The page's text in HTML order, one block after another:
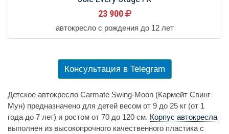
23 900
автокресло с рождения до 12 лет
Консультация в Telegram
Детское автокресло Carmate Swing-Moon (Кармейт Свинг
Мун) предназначено для детей весом от 9 до 25 кг (от 1
года до 7 лет) и ростом от 70 до 120 см. Корпус автокресла
выполнен из высокопрочного качественного пластика с